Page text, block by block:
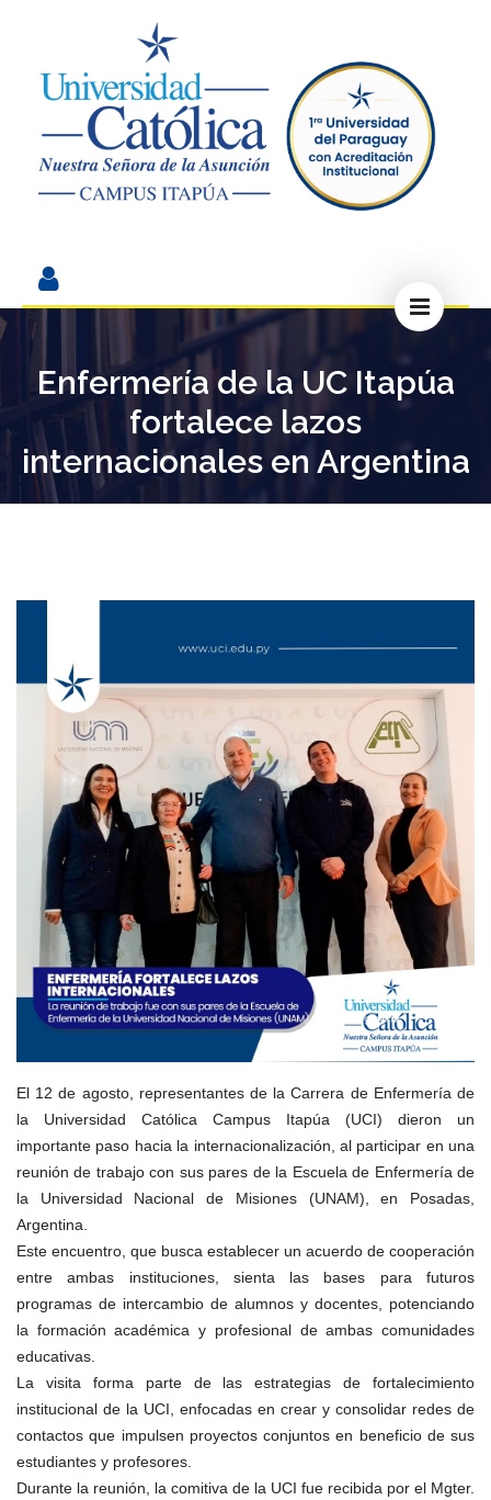
Enfermería de la UC Itapúa
fortalece lazos
internacionales en Argentina
El 12 de agosto, representantes de la Carrera de Enfermería de
la Universidad Católica Campus Itapúa (UCI) dieron un
importante paso hacia la internacionalización, al participar en una
reunión de trabajo con sus pares de la Escuela de Enfermería de
la Universidad Nacional de Misiones (UNAM), en Posadas,
Argentina.
Este encuentro, que busca establecer un acuerdo de cooperación
entre ambas instituciones, sienta las bases para futuros
programas de intercambio de alumnos y docentes, potenciando
la formación académica y profesional de ambas comunidades
educativas.
La visita forma parte de las estrategias de fortalecimiento
institucional de la UCI, enfocadas en crear y consolidar redes de
contactos que impulsen proyectos conjuntos en beneficio de sus
estudiantes y profesores.
Durante la reunión, la comitiva de la UCI fue recibida por el Mgter.